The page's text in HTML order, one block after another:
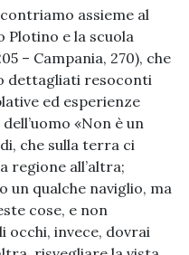
assieme al
e la scuola
– Campania, 270), che
dettagliati resoconti
ed esperienze
«Non è un
che sulla terra ci
regione all’altra;
un qualche naviglio, ma
cose, e non
occhi, invece, dovrai